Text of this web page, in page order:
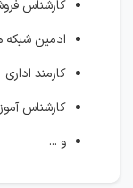
کارشناس
ادمین شبکه
کارمند اداری
کارشناس
و ...